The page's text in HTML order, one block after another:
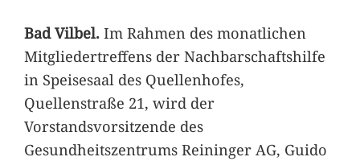
Bad Vilbel.Im Rahmen des monatlichen
Mitgliedertreffens der Nachbarschaftshilfe
in Speisesaal des Quellenhofes,
Quellenstraße 21, wird der
Vorstandsvorsitzende des
Gesundheitszentrums Reininger AG, Guido